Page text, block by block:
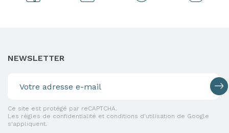
NEWSLETTER
Ce site est protégé par reCAPTCHA.
Les règles de confidentialité et conditions d'utilisation de Google
s'appliquent.